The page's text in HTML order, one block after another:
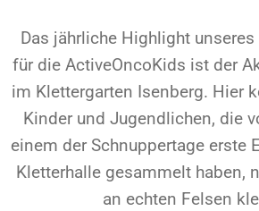
Das jährliche Highlight
für die ActiveOncoKids ist der
im Klettergarten Isenberg. Hier
Kinder und Jugendlichen, die
einem der Schnuppertage erste
Kletterhalle gesammelt haben,
an echten Felsen